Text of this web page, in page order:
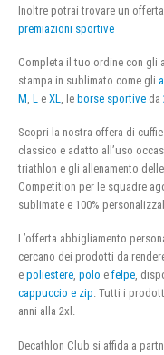
Inoltre potrai trovare un
premiazioni sportive
Completa il tuo ordine con gli
stampa in sublimato come gli
M L e XL , le borse sportive da
Scopri la nostra offera di
classico e adatto all’uso
triathlon e gli allenamento
Competition per le squadre
sublimate e 100%
L’offerta abbigliamento
cercano dei prodotti da
e poliestere, polo e felpe,
cappuccio e zip. Tutti i
anni alla 2xl.
Decathlon Club si affida a